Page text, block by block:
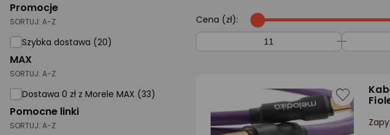
Telewizory i audio
Foto i kamery
AGD duże
Dom i ogród
Biuro i firma
Promocje
SORTUJ: A-Z
Szybka dostawa (20)
MAX
SORTUJ: A-Z
Dostawa 0 zł z Morele MAX (33)
Pomocne linki
SORTUJ: A-Z
Cena (zł):